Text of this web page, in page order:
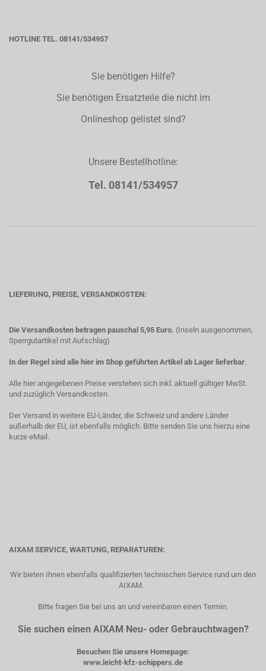
HOTLINE TEL. 08141/534957
Sie benötigen Hilfe?
Sie benötigen Ersatzteile die nicht im
Onlineshop gelistet sind?
Unsere Bestellhotline:
Tel. 08141/534957
LIEFERUNG, PREISE, VERSANDKOSTEN:
Die Versandkosten betragen pauschal 5,95 Euro. (Inseln ausgenommen,
Sperrgutartikel mit Aufschlag)
In der Regel sind alle hier im Shop geführten Artikel ab Lager lieferbar.
Alle hier angegebenen Preise verstehen sich inkl. aktuell gültiger MwSt.
und zuzüglich Versandkosten.
Der Versand in weitere EU-Länder, die Schweiz und andere Länder
außerhalb der EU, ist ebenfalls möglich. Bitte senden Sie uns hierzu eine
kurze eMail.
AIXAM SERVICE, WARTUNG, REPARATUREN:
Wir bieten Ihnen ebenfalls qualifizierten technischen Service rund um den
AIXAM.
Bitte fragen Sie bei uns an und vereinbaren einen Termin.
Sie suchen einen AIXAM Neu- oder Gebrauchtwagen?
Besuchen Sie unsere Homepage:
www.leicht-kfz-schippers.de